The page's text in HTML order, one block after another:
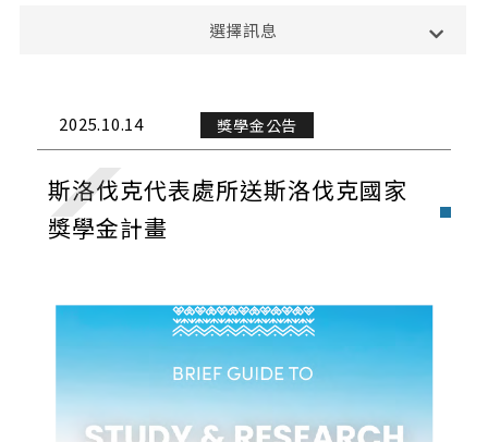
選擇訊息
校內活動
獎學金公告
榮譽榜
招生公告
2025.10.14 獎學金公告
斯洛伐克代表處所送斯洛伐克國家
獎學金計畫